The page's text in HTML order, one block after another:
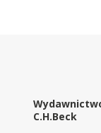
C.H.Beck